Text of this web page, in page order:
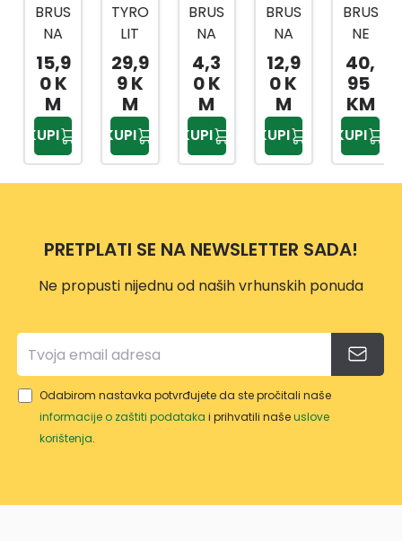
BRUS
NA
PLOČ
A 4,5
MM
15,9
0 K
M
KUPI
TYRO
LIT
BRUS
NI
LON
CI
KAM
ENI
110X5
C16-
29,9
9 K
M
KUPI
BRUS
NA
PLOČ
A
BASI
C
FAST
CUT
INOX
-BFB
6X22,
M
4,3
0 K
M
KUPI
BRUS
NA
PLOČ
A 3,2
MM
12,9
0 K
M
KUPI
BRUS
NE
PLOČ
E
F1C8
0J5V
15
150X
20X3
40,
95
KM
KUPI
PRETPLATI SE NA NEWSLETTER SADA!
Ne propusti nijednu od naših vrhunskih ponuda
Odabirom nastavka potvrđujete da ste pročitali naše
informacije o zaštiti podataka i prihvatili našeuslove
korištenja.